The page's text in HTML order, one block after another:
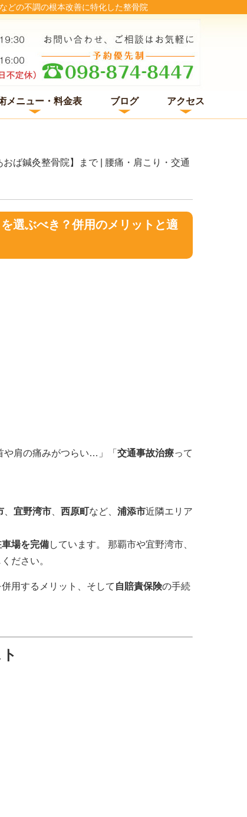
どの不調の根本改善に特化した整骨院
メニュー・料金表 ブログ アクセス
ば鍼灸整骨院】まで | 腰痛・肩こり・交通
選ぶべき？併用のメリットと適
や肩の痛みがつらい…」「 交通事故治療って
宜野湾市 西原町など、 浦添市近隣エリア
車場を完備しています。 那覇市や宜野湾市、
ださい。
併用するメリット、そして 自賠責保険の手続